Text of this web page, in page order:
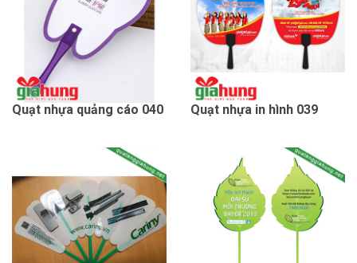
Quạt nhựa quảng cáo 040 Quạt nhựa in hình 039